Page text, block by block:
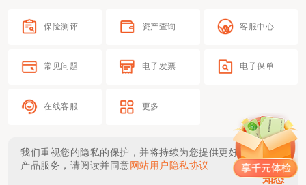
保险测评 资产查询 客服中心
常见问题 电子发票 电子保单
在线客服 更多
我们重视您的隐私的保护，并将持续为您提供更好的体验与
产品服务，请阅读并同意网站用户隐私协议
知悉